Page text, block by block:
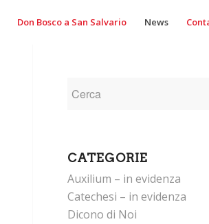
Don Bosco a San Salvario News
CATEGORIE
Auxilium – in evidenza
Catechesi – in evidenza
Dicono di Noi